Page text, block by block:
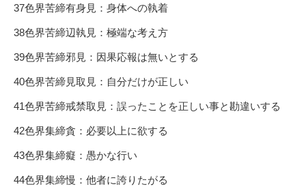
37色界苦締有身見：身体への執着
38色界苦締辺執見：極端な考え方
39色界苦締邪見：因果応報は無いとする
40色界苦締見取見：自分だけが正しい
41色界苦締戒禁取見：誤ったことを正しい事と勘違いする
42色界集締貪：必要以上に欲する
43色界集締癡：愚かな行い
44色界集締慢：他者に誇りたがる